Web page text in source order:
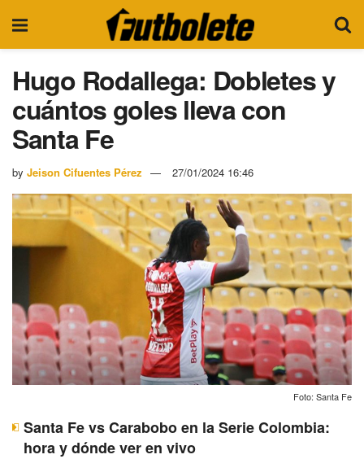
Hugo Rodallega: Dobletes y
cuántos goles lleva con
Santa Fe
by Jeison Cifuentes Pérez 27/01/2024 16:46
Foto: Santa Fe
Santa Fe vs Carabobo en la Serie Colombia:
hora y dónde ver en vivo